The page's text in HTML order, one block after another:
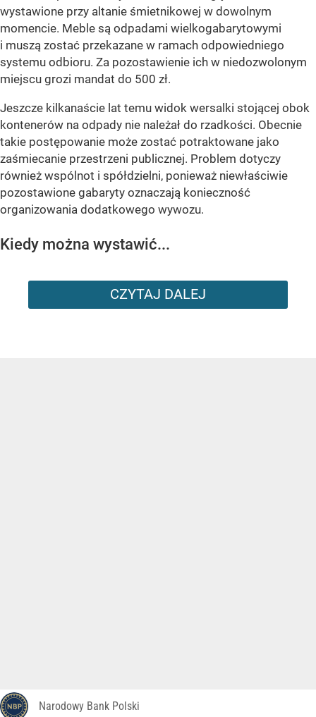
wystawione przy altanie śmietnikowej w dowolnym
momencie. Meble są odpadami wielkogabarytowymi
i muszą zostać przekazane w ramach odpowiedniego
systemu odbioru. Za pozostawienie ich w niedozwolonym
miejscu grozi mandat do 500 zł.
Jeszcze kilkanaście lat temu widok wersalki stojącej obok
kontenerów na odpady nie należał do rzadkości. Obecnie
takie postępowanie może zostać potraktowane jako
zaśmiecanie przestrzeni publicznej. Problem dotyczy
również wspólnot i spółdzielni, ponieważ niewłaściwie
pozostawione gabaryty oznaczają konieczność
organizowania dodatkowego wywozu.
Kiedy można wystawić...
CZYTAJ DALEJ
Narodowy Bank Polski